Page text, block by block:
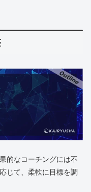
的なコーチングには不
じて、柔軟に目標を調